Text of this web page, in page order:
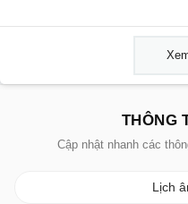
THÔNG
Cập nhật nhanh các
Lịch